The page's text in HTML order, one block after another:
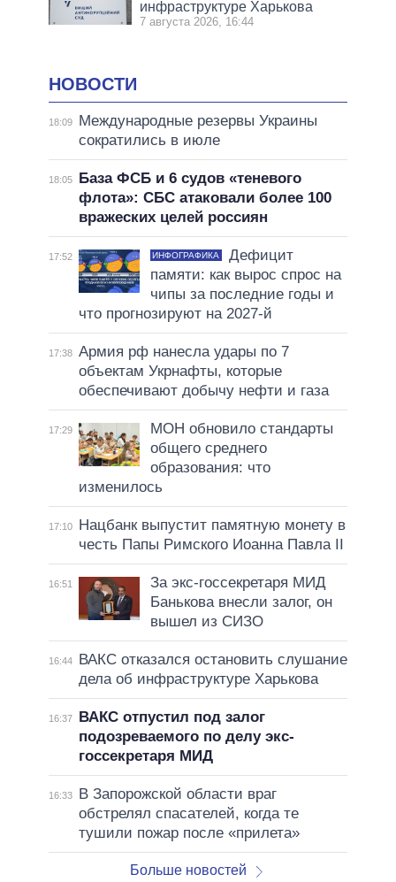
инфраструктуре Харькова
7 августа 2026, 16:44
НОВОСТИ
18:09
Международные резервы Украины
сократились в июле
18:05
База ФСБ и 6 судов «теневого
флота»: СБС атаковали более 100
вражеских целей россиян
17:52 ИНФОГРАФИКА
Дефицит
памяти: как вырос спрос на
чипы за последние годы и
что прогнозируют на 2027-й
17:38 Армия рф нанесла удары по 7
объектам Укрнафты, которые
обеспечивают добычу нефти и газа
17:29
МОН обновило стандарты
общего среднего
образования: что
изменилось
17:10
Нацбанк выпустит памятную монету в
честь Папы Римского Иоанна Павла II
16:51
За экс-госсекретаря МИД
Банькова внесли залог, он
вышел из СИЗО
16:44
ВАКС отказался остановить слушание
дела об инфраструктуре Харькова
16:37
ВАКС отпустил под залог
подозреваемого по делу экс-
госсекретаря МИД
16:33
В Запорожской области враг
обстрелял спасателей, когда те
тушили пожар после «прилета»
Больше новостей